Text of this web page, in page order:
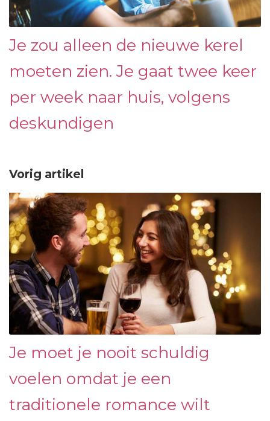
Je zou alleen de nieuwe kerel
moeten zien. Je gaat twee keer
per week naar huis, volgens
deskundigen
Vorig artikel
Je moet je nooit schuldig
voelen omdat je een
traditionele romance wilt